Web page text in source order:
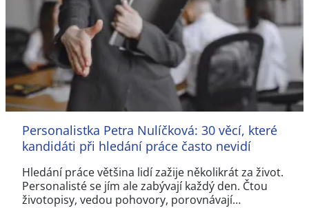
Personalistka Petra Nulíčková: 30 věcí, které
kandidáti při hledání práce často nevidí
Hledání práce většina lidí zažije několikrát za život.
Personalisté se jím ale zabývají každý den. Čtou
životopisy, vedou pohovory, porovnávají…